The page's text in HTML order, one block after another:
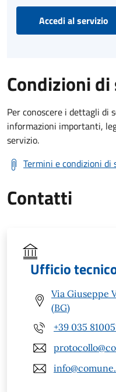
Accedi al servizio
Condizioni
Per conoscere i dettagli di
informazioni importanti,
servizio.
Termini e condizioni di
Contatti
Ufficio
Via Giuseppe
(BG)
+39 035